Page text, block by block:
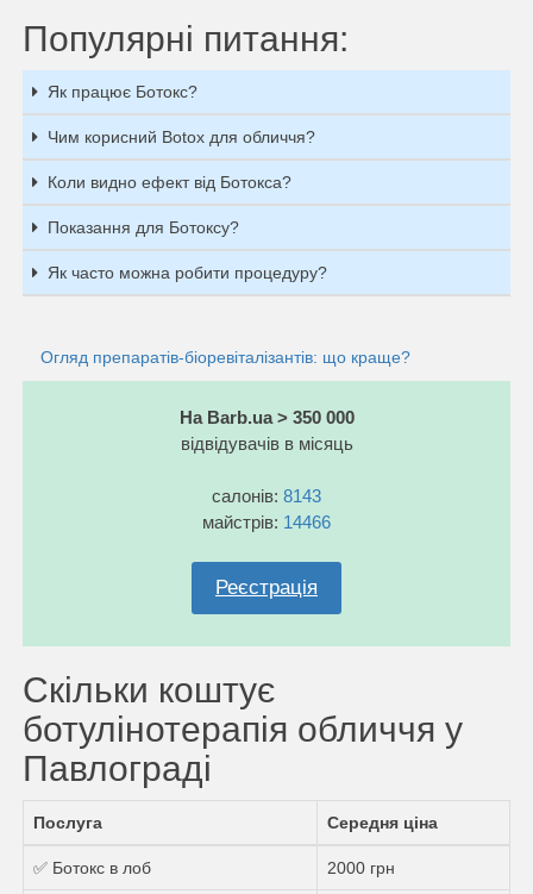
Популярні питання:
Як працює Ботокс?
Чим корисний Botox для обличчя?
Коли видно ефект від Ботокса?
Показання для Ботоксу?
Як часто можна робити процедуру?
Огляд препаратів-біоревіталізантів: що краще?
На Barb.ua > 350 000
відвідувачів в місяць
салонів: 8143
майстрів: 14466
Реєстрація
Скільки коштує
ботулінотерапія обличчя у
Павлограді
Послуга Середня ціна
✅ Ботокс в лоб 2000 грн